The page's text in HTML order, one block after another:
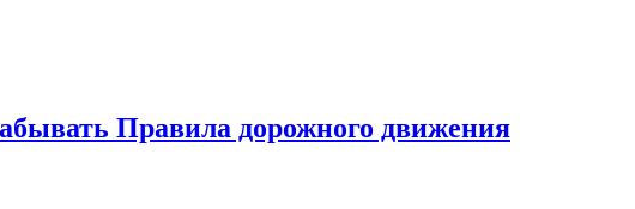
Правила дорожного движения